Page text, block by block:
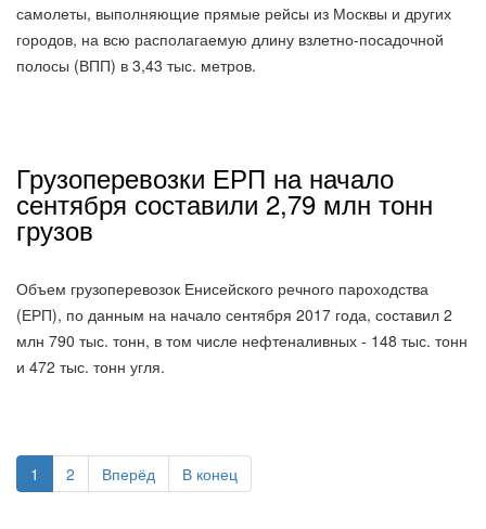
самолеты, выполняющие прямые рейсы из Москвы и других
городов, на всю располагаемую длину взлетно-посадочной
полосы (ВПП) в 3,43 тыс. метров.
Грузоперевозки ЕРП на начало
сентября составили 2,79 млн тонн
грузов
Объем грузоперевозок Енисейского речного пароходства
(ЕРП), по данным на начало сентября 2017 года, составил 2
млн 790 тыс. тонн, в том числе нефтеналивных - 148 тыс. тонн
и 472 тыс. тонн угля.
1 2 Вперёд В конец